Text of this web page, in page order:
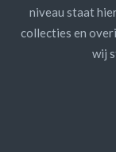
niveau staat
collecties en
wij